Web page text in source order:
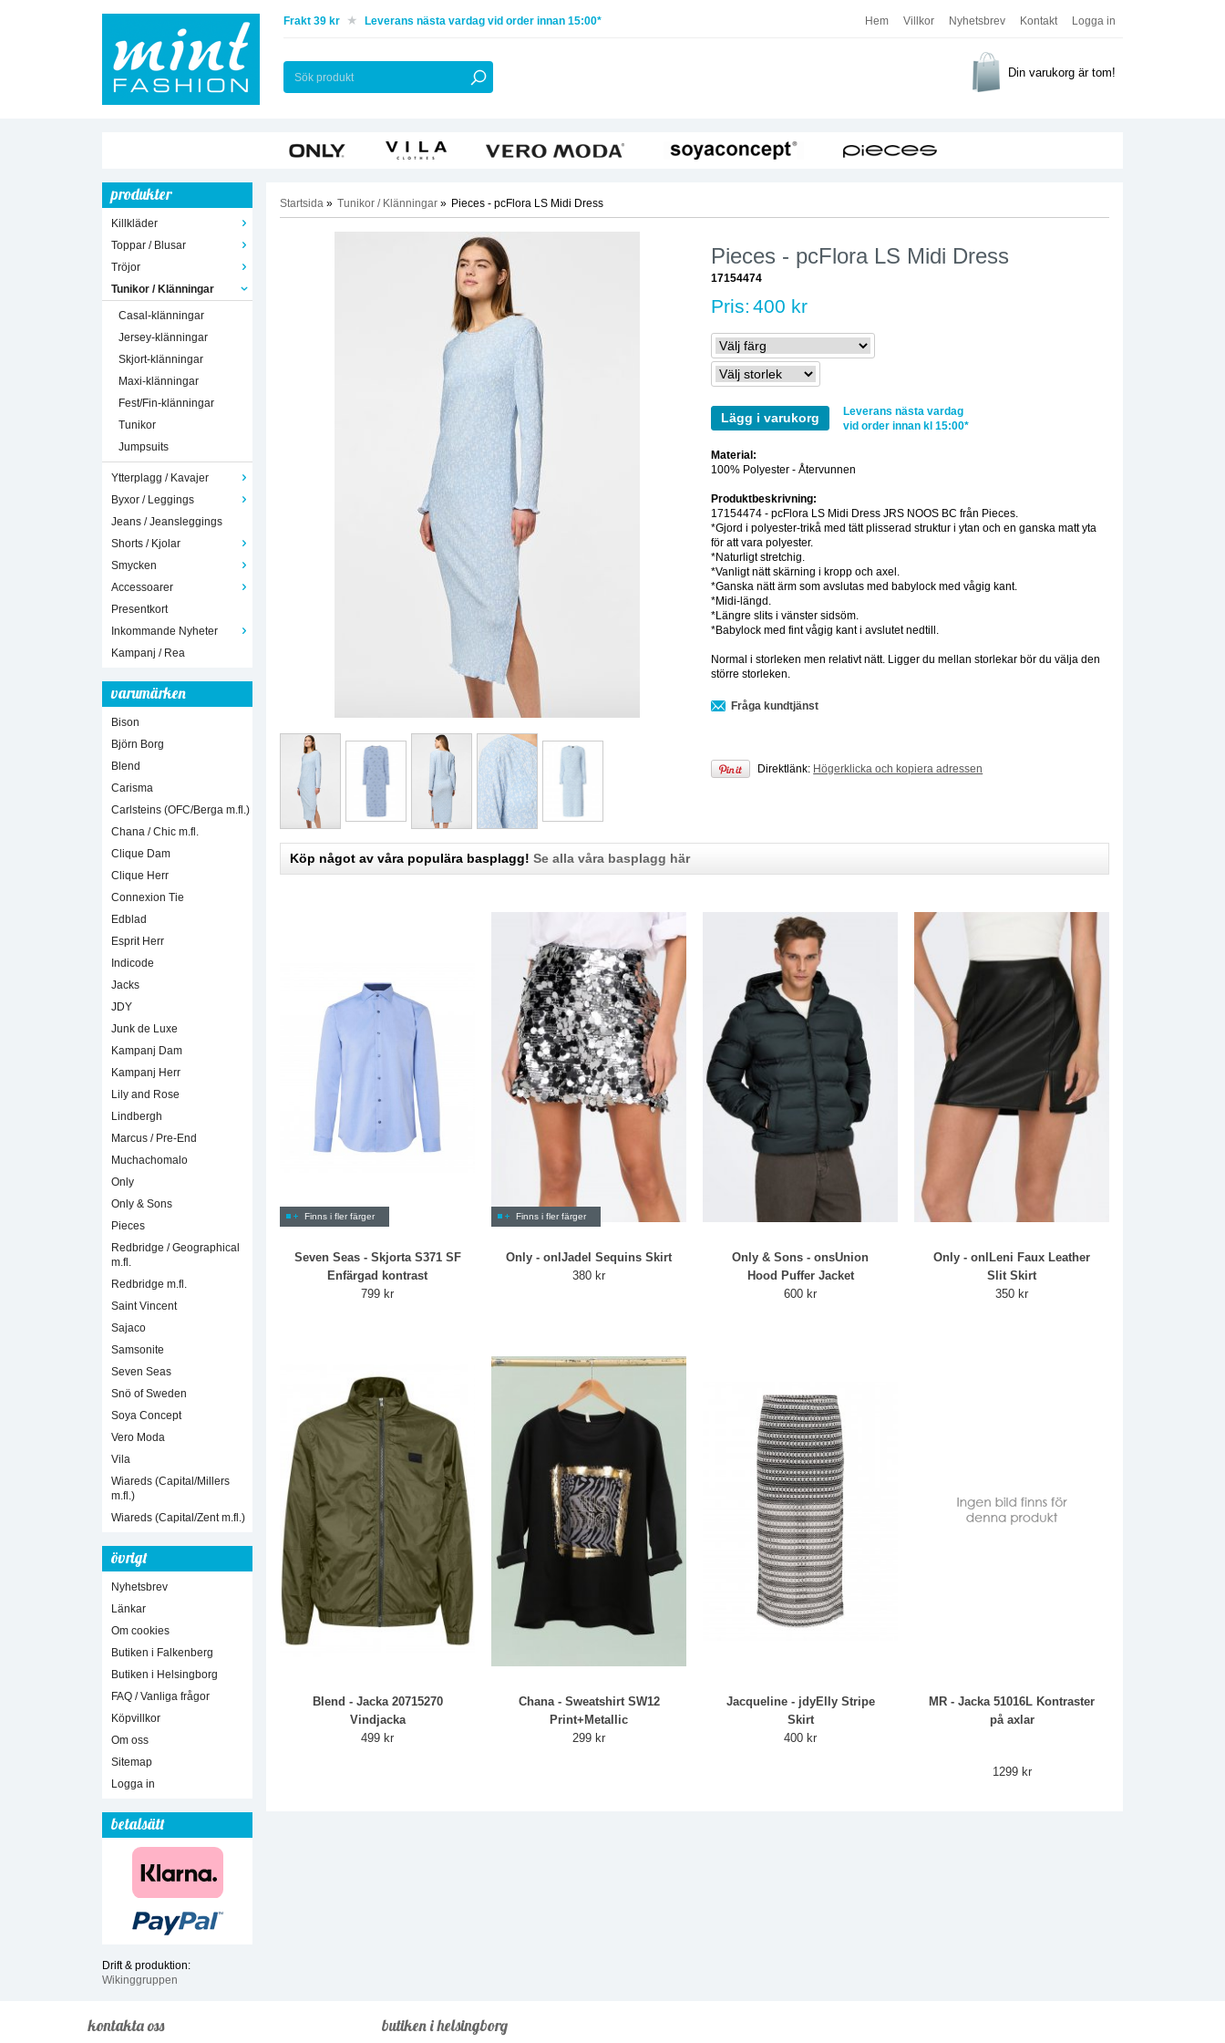
Hem Villkor Nyhetsbrev Kontakt Logga in
Frakt 39 kr Leverans nästa vardag vid order innan 15:00*
Din varukorg är tom!
produkter
Killkläder
Toppar / Blusar
Tröjor
Tunikor / Klänningar
Casal-klänningar
Jersey-klänningar
Skjort-klänningar
Maxi-klänningar
Fest/Fin-klänningar
Tunikor
Jumpsuits
Ytterplagg / Kavajer
Byxor / Leggings
Jeans / Jeansleggings
Shorts / Kjolar
Smycken
Accessoarer
Presentkort
Inkommande Nyheter
Kampanj / Rea
varumärken
Bison
Björn Borg
Blend
Carisma
Carlsteins (OFC/Berga m.fl.)
Chana / Chic m.fl.
Clique Dam
Clique Herr
Connexion Tie
Edblad
Esprit Herr
Indicode
Jacks
JDY
Junk de Luxe
Kampanj Dam
Kampanj Herr
Lily and Rose
Lindbergh
Marcus / Pre-End
Muchachomalo
Only
Only & Sons
Pieces
Redbridge / Geographical
m.fl.
Redbridge m.fl.
Saint Vincent
Sajaco
Samsonite
Seven Seas
Snö of Sweden
Soya Concept
Vero Moda
Vila
Wiareds (Capital/Millers
m.fl.)
Wiareds (Capital/Zent m.fl.)
övrigt
Nyhetsbrev
Länkar
Om cookies
Butiken i Falkenberg
Butiken i Helsingborg
FAQ / Vanliga frågor
Köpvillkor
Om oss
Sitemap
Logga in
betalsätt
Drift & produktion:
Wikinggruppen
Startsida » Tunikor / Klänningar » Pieces - pcFlora LS Midi Dress
Pieces - pcFlora LS Midi Dress
17154474
Pris: 400 kr
Lägg i varukorg
Leverans nästa vardag
vid order innan kl 15:00*
Material:
100% Polyester - Återvunnen
Produktbeskrivning:
17154474 - pcFlora LS Midi Dress JRS NOOS BC från Pieces.
*Gjord i polyester-trikå med tätt plisserad struktur i ytan och en ganska matt yta
för att vara polyester.
*Naturligt stretchig.
*Vanligt nätt skärning i kropp och axel.
*Ganska nätt ärm som avslutas med babylock med vågig kant.
*Midi-längd.
*Längre slits i vänster sidsöm.
*Babylock med fint vågig kant i avslutet nedtill.
Normal i storleken men relativt nätt. Ligger du mellan storlekar bör du välja den
större storleken.
Fråga kundtjänst
Direktlänk: Högerklicka och kopiera adressen
Köp något av våra populära basplagg! Se alla våra basplagg här
Finns i fler färger
Seven Seas - Skjorta S371 SF
Enfärgad kontrast
799 kr
Finns i fler färger
Only - onlJadel Sequins Skirt
380 kr
Only & Sons - onsUnion
Hood Puffer Jacket
600 kr
Only - onlLeni Faux Leather
Slit Skirt
350 kr
Blend - Jacka 20715270
Vindjacka
499 kr
Chana - Sweatshirt SW12
Print+Metallic
299 kr
Jacqueline - jdyElly Stripe
Skirt
400 kr
MR - Jacka 51016L Kontraster
på axlar
1299 kr
kontakta oss butiken i helsingborg